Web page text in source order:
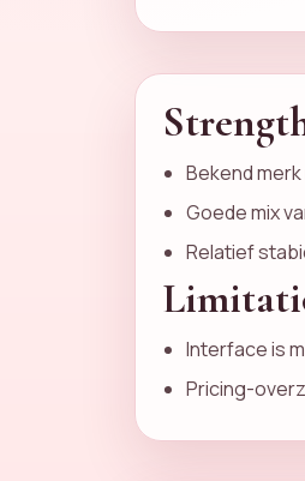
Bekend
Goede mix
Relatief
Interface is
Pricing-